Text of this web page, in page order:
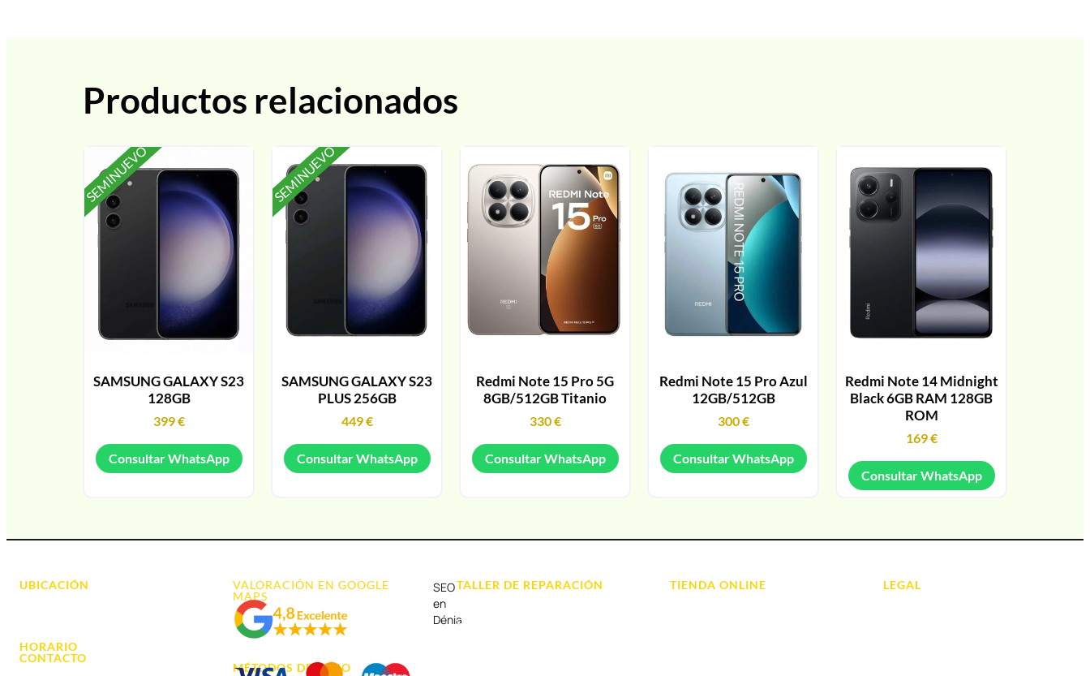
Productos relacionados
SEMINUEVO
SAMSUNG GALAXY S23
128GB
399€
Consultar WhatsApp
SEMINUEVO
SAMSUNG GALAXY S23
PLUS 256GB
449€
Consultar WhatsApp
Redmi Note 15 Pro 5G
8GB/512GB Titanio
330€
Consultar WhatsApp
Redmi Note 15 Pro Azul
12GB/512GB
300€
Consultar WhatsApp
Redmi Note 14 Midnight
Black 6GB RAM 128GB
ROM
169€
Consultar WhatsApp
UBICACIÓN
HORARIO
L. - S. 10:00h a 22:00h
CONTACTO
VALORACIÓN EN GOOGLE
MAPS
MÉTODOS DE PAGO
SEO
en
Dénia
TALLER DE REPARACIÓN
Reparación de Tablets
TIENDA ONLINE LEGAL